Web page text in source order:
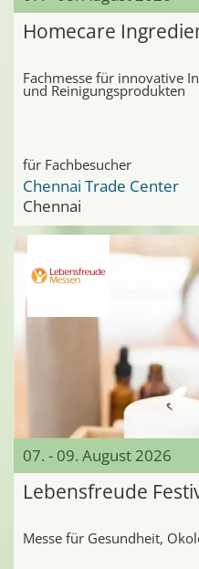
Homecare
Fachmesse für innovative
und Reinigungsprodukten
für Fachbesucher
Chennai Trade Center
Chennai
07. - 09. August 2026
Lebensfreude
Messe für Gesundheit,